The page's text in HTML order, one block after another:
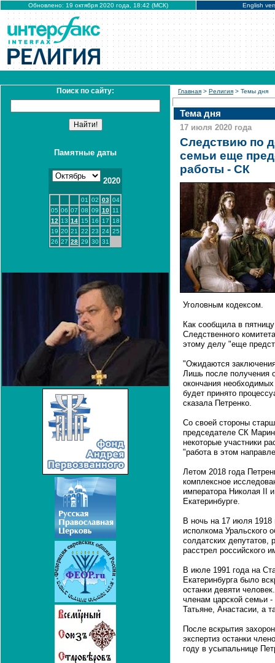
Обновлено: 19 октября 2020 года, 18:42 (МСК) English
Поиск по сайту:
Памятные даты
2020
01 02 03 04
05 06 07 08 09 10 11
12 13 14 15 16 17
18
19 20 21 22 23 24 25
26 27 28 29 30 31
Главная > Религия > Темы дня
Тема дня
17 июля 2020 года
Следствию по
семьи еще
работы - СК
Уголовным кодексом.
Как сообщила в
Следственного
этому делу "еще
"Ожидаются
Лишь после получения
окончания
будет принято
сказала Петренко.
Со своей стороны
председателе СК
некоторые участники
"работа в этом
Летом 2018 года
комплексное
императора Николая II
Екатеринбурге.
В ночь на 17 июля 1918
исполкома Уральского
солдатских
расстрел российского
В июле 1991 года на
Екатеринбурга было
останки девяти
членам царской семьи
Татьяне, Анастасии, а
После вскрытия
экспертиз останки
году в усыпальнице